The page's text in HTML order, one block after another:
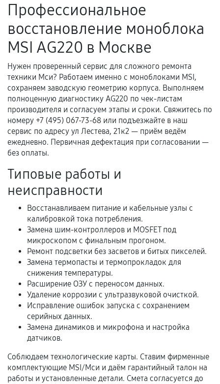
Поломка установленной детали при
нормальной эксплуатации в течение
гарантийного срока.
Несоответствие комплектующей заявленным
техническим характеристикам.
Документы для подтверждения
гарантии
Гарантийный талон.
Акт выполненных работ с датой, перечнем
Документы на установленные комплектующие
и кассовый чек.
Расширенная гарантия
В некоторых случаях возможно оформление
расширенной гарантии. Стоимость, сроки и
условия продления согласовываются отдельно и
фиксируются в документах.
Когда гарантия не действует
Нарушение правил эксплуатации,
механические повреждения, попадание влаги,
перегрев, коррозия.
Профессиональное
восстановление моноблока
MSI AG220 в Москве
Нужен проверенный сервис для сложного ремонта
техники Мси? Работаем именно с моноблоками MSI,
сохраняем заводскую геометрию корпуса. Выполняем
полноценную диагностику AG220 по чек-листам
производителя и согласуем этапы и сроки. Свяжитесь по
номеру +7 (495) 067-73-68 или подъезжайте в наш
сервис по адресу ул Лестева, 21к2 — приём ведём
ежедневно. Первичная дефектация при согласовании —
без оплаты.
Типовые работы и
неисправности
Восстанавливаем питание и кабельные узлы с
калибровкой тока потребления.
Замена шим-контроллеров и MOSFET под
микроскопом с финальным прогоном.
Ремонт подсветки без засветов и битых пикселей.
Замена термопасты и термопрокладок для
снижения температуры.
Расширение ОЗУ с переносом данных.
Удаление коррозии с ультразвуковой очисткой.
Исправление ошибок запуска с сохранением
серийных данных.
Замена динамиков и микрофона и настройка
датчиков.
Соблюдаем технологические карты. Ставим фирменные
комплектующие MSI/Мси и даём гарантийный талон на
работы и установленные детали. Смета согласуется до